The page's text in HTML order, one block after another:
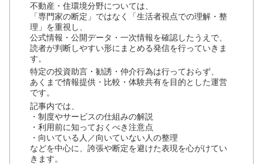
不動産・住環境分野については、
「専門家の断定」ではなく「生活者視点での理解・整
理」を重視し、
公式情報・公開データ・一次情報を確認したうえで、
読者が判断しやすい形にまとめる発信を行っていきま
す。
特定の投資助言・勧誘・仲介行為は行っておらず、
あくまで情報提供・比較・体験共有を目的とした運営
です。
記事内では、
・制度やサービスの仕組みの解説
・利用前に知っておくべき注意点
・向いている人／向いていない人の整理
などを中心に、誇張や断定を避けた表現を心がけてい
きます。